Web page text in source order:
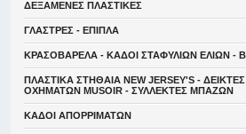
ΔΕΞΑΜΕΝΕΣ ΠΛΑΣΤΙΚΕΣ
ΓΛΑΣΤΡΕΣ - ΕΠΙΠΛΑ
ΚΡΑΣΟΒΑΡΕΛΑ - ΚΑΔΟΙ ΣΤΑΦΥΛΙΩΝ ΕΛΙΩΝ -
ΠΛΑΣΤΙΚΑ ΣΤΗΘΑΙΑ NEW JERSEY'S -
ΟΧΗΜΑΤΩΝ MUSOIR - ΣΥΛΛΕΚΤΕΣ ΜΠΑΖΩΝ
ΚΑΔΟΙ ΑΠΟΡΡΙΜΑΤΩΝ